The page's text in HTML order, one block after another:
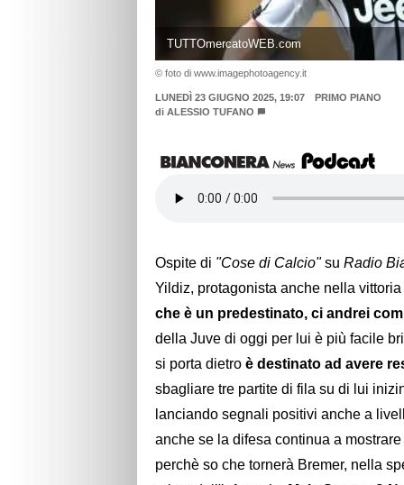
TUTTOmercatoWEB.com
© foto di www.imagephotoagency.it
LUNEDÌ 23 GIUGNO 2025, 19:07
PRIMO PIANO
di ALESSIO TUFANO
Ospite di "Cose di Calcio"su Radio
Yildiz, protagonista anche nella
che è un predestinato, ci andrei
della Juve di oggi per lui è più facile
si porta dietro è destinato ad avere
sbagliare tre partite di fila su di lui
lanciando segnali positivi anche a
anche se la difesa continua a
perchè so che tornerà Bremer, nella